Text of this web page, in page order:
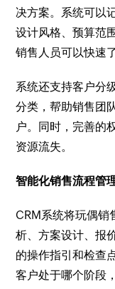
决方案。系统可以
设计风格、预算范
销售人员可以快速
系统还支持客户分
分类，帮助销售团
户。同时，完善的
资源流失。
智能化销售流程管
CRM系统将玩偶销
析、方案设计、报
的操作指引和检查
客户处于哪个阶段